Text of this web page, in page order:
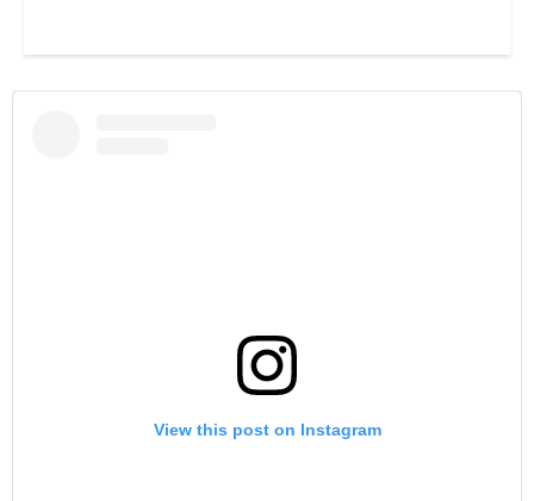
View this post on Instagram